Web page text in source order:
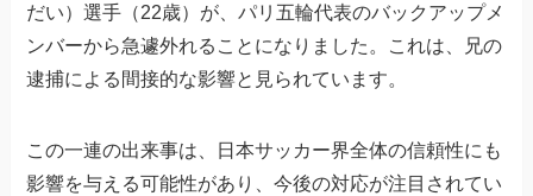
だい）選手（22歳）が、パリ五輪代表のバックアップメ
ンバーから急遽外れることになりました。これは、兄の
逮捕による間接的な影響と見られています。
この一連の出来事は、日本サッカー界全体の信頼性にも
影響を与える可能性があり、今後の対応が注目されてい